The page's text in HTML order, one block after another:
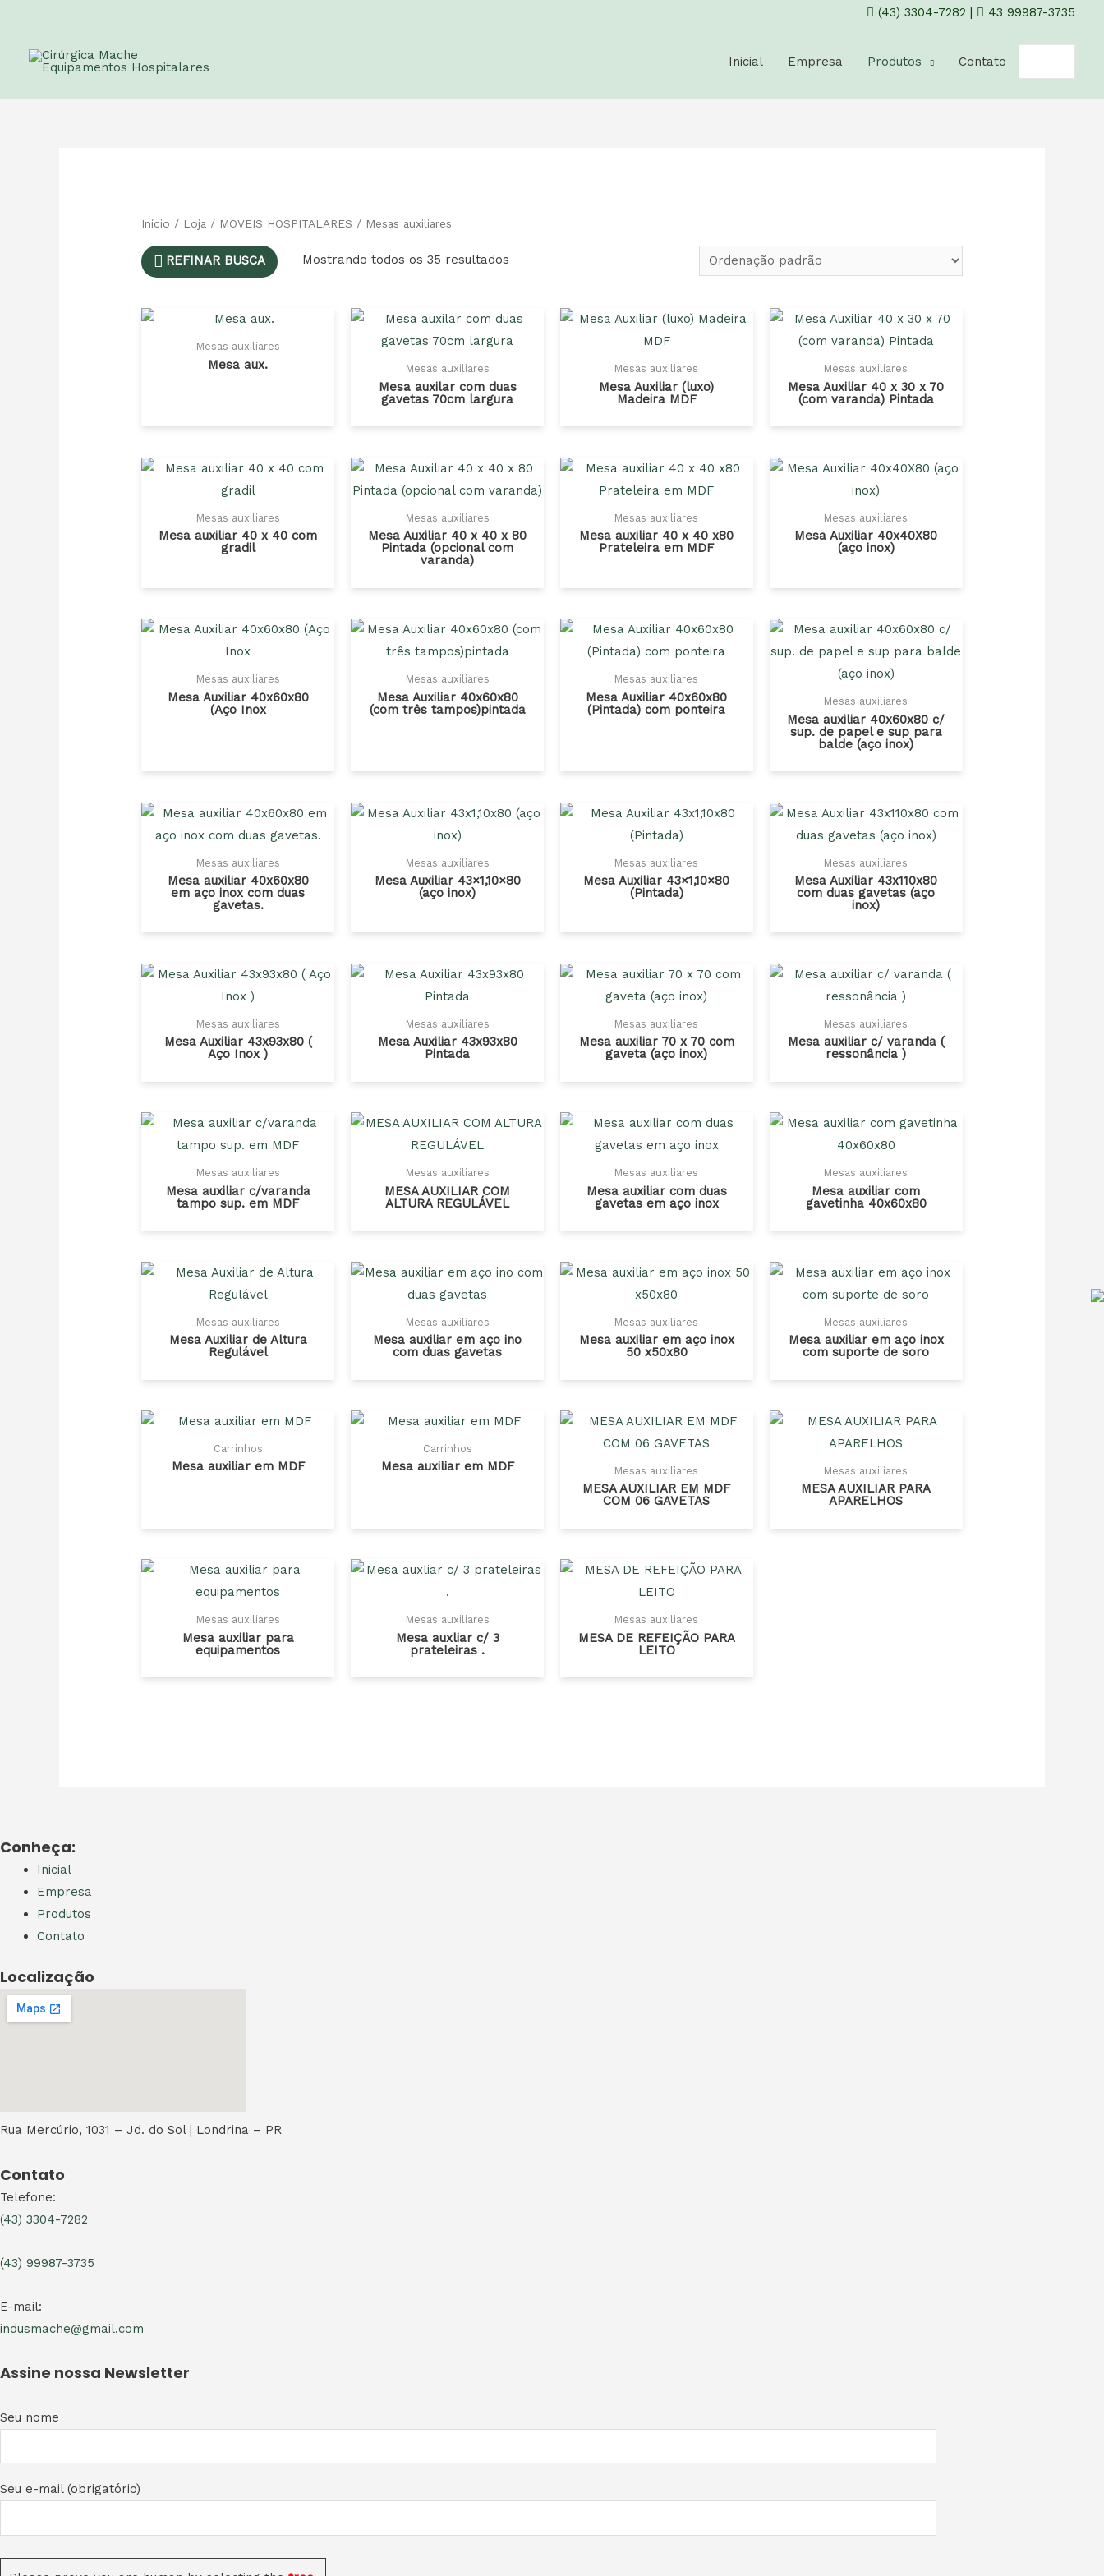
(43) 3304-7282 | 43 99987-3735
Inicial Empresa Produtos Contato
Início / Loja / MOVEIS HOSPITALARES / Mesas auxiliares
REFINAR BUSCA Mostrando todos os 35 resultados
Mesas auxiliares
Mesa aux. Mesas auxiliares
Mesa auxilar com duas
gavetas 70cm largura
Mesas auxiliares
Mesa Auxiliar (luxo)
Madeira MDF
Mesas auxiliares
Mesa Auxiliar 40 x 30 x 70
(com varanda) Pintada
Mesas auxiliares
Mesa auxiliar 40 x 40 com
gradil
Mesas auxiliares
Mesa Auxiliar 40 x 40 x 80
Pintada (opcional com
varanda)
Mesas auxiliares
Mesa auxiliar 40 x 40 x80
Prateleira em MDF
Mesas auxiliares
Mesa Auxiliar 40x40X80
(aço inox)
Mesas auxiliares
Mesa Auxiliar 40x60x80
(Aço Inox
Mesas auxiliares
Mesa Auxiliar 40x60x80
(com três tampos)pintada
Mesas auxiliares
Mesa Auxiliar 40x60x80
(Pintada) com ponteira
Mesas auxiliares
Mesa auxiliar 40x60x80 c/
sup. de papel e sup para
balde (aço inox)
Mesas auxiliares
Mesa auxiliar 40x60x80
em aço inox com duas
gavetas.
Mesas auxiliares
Mesa Auxiliar 43×1,10×80
(aço inox)
Mesas auxiliares
Mesa Auxiliar 43×1,10×80
(Pintada)
Mesas auxiliares
Mesa Auxiliar 43x110x80
com duas gavetas (aço
inox)
Mesas auxiliares
Mesa Auxiliar 43x93x80 (
Aço Inox )
Mesas auxiliares
Mesa Auxiliar 43x93x80
Pintada
Mesas auxiliares
Mesa auxiliar 70 x 70 com
gaveta (aço inox)
Mesas auxiliares
Mesa auxiliar c/ varanda (
ressonância )
Mesas auxiliares
Mesa auxiliar c/varanda
tampo sup. em MDF
Mesas auxiliares
MESA AUXILIAR COM
ALTURA REGULÁVEL
Mesas auxiliares
Mesa auxiliar com duas
gavetas em aço inox
Mesas auxiliares
Mesa auxiliar com
gavetinha 40x60x80
Mesas auxiliares
Mesa Auxiliar de Altura
Regulável
Mesas auxiliares
Mesa auxiliar em aço ino
com duas gavetas
Mesas auxiliares
Mesa auxiliar em aço inox
50 x50x80
Mesas auxiliares
Mesa auxiliar em aço inox
com suporte de soro
Carrinhos
Mesa auxiliar em MDF
Carrinhos
Mesa auxiliar em MDF Mesas auxiliares
MESA AUXILIAR EM MDF
COM 06 GAVETAS
Mesas auxiliares
MESA AUXILIAR PARA
APARELHOS
Mesas auxiliares
Mesa auxiliar para
equipamentos
Mesas auxiliares
Mesa auxliar c/ 3
prateleiras .
Mesas auxiliares
MESA DE REFEIÇÃO PARA
LEITO
Conheça:
Inicial
Empresa
Produtos
Contato
Localização
Rua Mercúrio, 1031 – Jd. do Sol | Londrina – PR
Contato
Telefone:
(43) 3304-7282
(43) 99987-3735
E-mail:
indusmache@gmail.com
Assine nossa Newsletter
Seu nome
Seu e-mail (obrigatório)